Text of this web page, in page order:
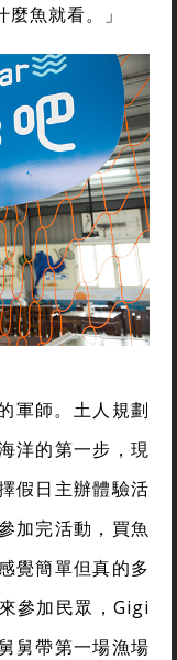
魚就看。」
軍師。土人規劃
洋的第一步，現
假日主辦體驗活
加完活動，買魚
覺簡單但真的多
參加民眾，Gigi
舅帶第一場漁場